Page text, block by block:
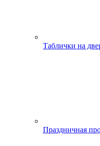
Таблички на
Праздничная